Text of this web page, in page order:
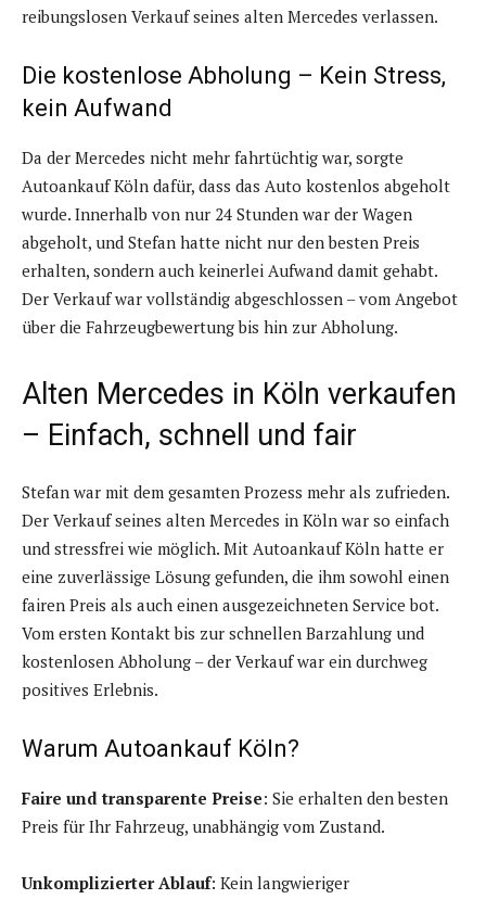
reibungslosen Verkauf seines alten Mercedes verlassen.
Die kostenlose Abholung – Kein Stress,
kein Aufwand
Da der Mercedes nicht mehr fahrtüchtig war, sorgte
Autoankauf Köln dafür, dass das Auto kostenlos abgeholt
wurde. Innerhalb von nur 24 Stunden war der Wagen
abgeholt, und Stefan hatte nicht nur den besten Preis
erhalten, sondern auch keinerlei Aufwand damit gehabt.
Der Verkauf war vollständig abgeschlossen – vom Angebot
über die Fahrzeugbewertung bis hin zur Abholung.
Alten Mercedes in Köln verkaufen
– Einfach, schnell und fair
Stefan war mit dem gesamten Prozess mehr als zufrieden.
Der Verkauf seines alten Mercedes in Köln war so einfach
und stressfrei wie möglich. Mit Autoankauf Köln hatte er
eine zuverlässige Lösung gefunden, die ihm sowohl einen
fairen Preis als auch einen ausgezeichneten Service bot.
Vom ersten Kontakt bis zur schnellen Barzahlung und
kostenlosen Abholung – der Verkauf war ein durchweg
positives Erlebnis.
Warum Autoankauf Köln?
Faire und transparente Preise: Sie erhalten den besten
Preis für Ihr Fahrzeug, unabhängig vom Zustand.
Unkomplizierter Ablauf: Kein langwieriger